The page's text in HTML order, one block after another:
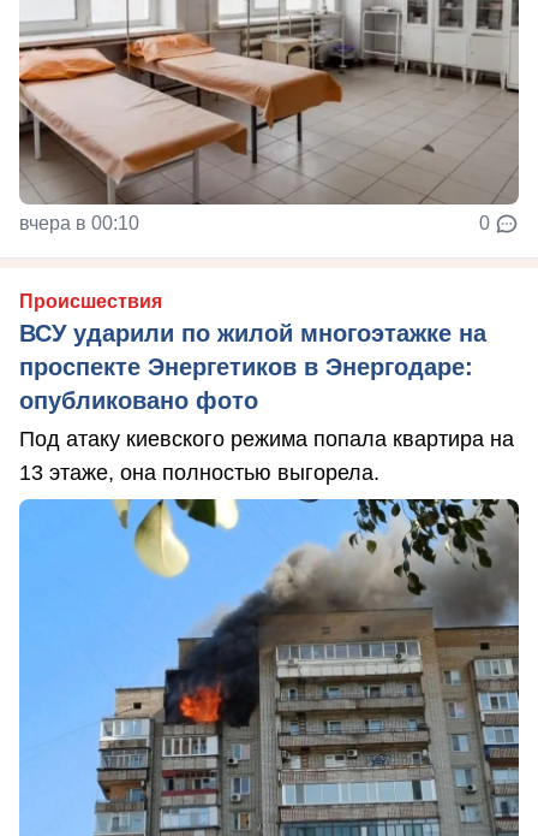
вчера в 00:10 0
Происшествия
ВСУ ударили по жилой многоэтажке на
проспекте Энергетиков в Энергодаре:
опубликовано фото
Под атаку киевского режима попала квартира на
13 этаже, она полностью выгорела.